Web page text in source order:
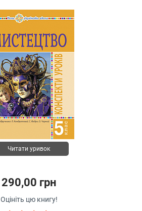
Читати уривок
290,00 грн
Оцініть цю книгу!